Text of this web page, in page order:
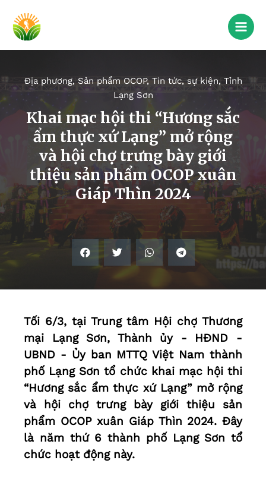
Địa phương, Sản phẩm OCOP, Tin tức, sự kiện, Tỉnh
Lạng Sơn
Khai mạc hội thi “Hương sắc
ẩm thực xứ Lạng” mở rộng
và hội chợ trưng bày giới
thiệu sản phẩm OCOP xuân
Giáp Thìn 2024
Tối 6/3, tại Trung tâm Hội chợ Thương
mại Lạng Sơn, Thành ủy - HĐND -
UBND - Ủy ban MTTQ Việt Nam thành
phố Lạng Sơn tổ chức khai mạc hội thi
“Hương sắc ẩm thực xứ Lạng” mở rộng
và hội chợ trưng bày giới thiệu sản
phẩm OCOP xuân Giáp Thìn 2024. Đây
là năm thứ 6 thành phố Lạng Sơn tổ
chức hoạt động này.